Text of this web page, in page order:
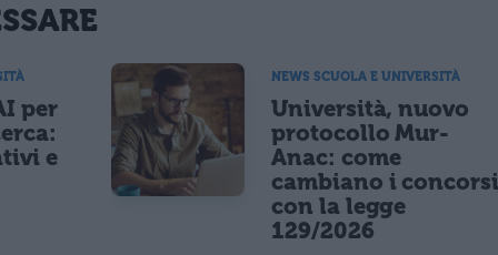
per
e
NEWS SCUOLA E UNIVERSITÀ
Università, nuovo
protocollo Mur-
Anac: come
cambiano i
con la legge
129/2026